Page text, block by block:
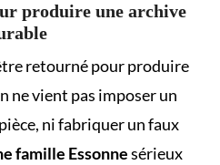
produire une archive
retourné pour produire
ne vient pas imposer un
ni fabriquer un faux
famille Essonnesérieux